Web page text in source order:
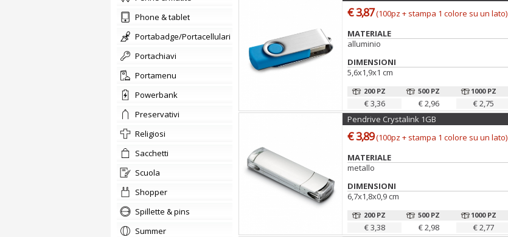
phone & tablet
portabadge/Portacellulari
portachiavi
Portamenu
Powerbank
preservativi
Religiosi
sacchetti
scuola
shopper
Spillette & pins
summer
€ 3,87(100pz + stampa 1 colore su un lato)
MATERIALE
alluminio
DIMENSIONI
5,6x1,9x1 cm
200 PZ
€ 3,36
500 PZ
€ 2,96
1000 PZ
€ 2,75
Pendrive Crystalink 1GB
€ 3,89(100pz + stampa 1 colore su un lato)
MATERIALE
metallo
DIMENSIONI
6,7x1,8x0,9 cm
200 PZ
€ 3,38
500 PZ
€ 2,98
1000 PZ
€ 2,77